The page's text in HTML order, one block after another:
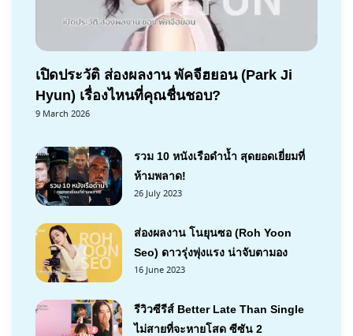
เปิดประวัติ ส่องผลงาน พัคจีฮยอน (Park Ji
Hyun) เรื่องไหนที่คุณชื่นชอบ?
9 March 2026
รวม 10 หนังเรือดำน้ำ สุดยอดเยี่ยมที่
ห้ามพลาด!
26 July 2023
ส่องผลงาน โนยุนซอ (Roh Yoon
Seo) ดาวรุ่งพุ่งแรง น่าจับตามอง
16 June 2023
รีวิวซีรีส์ Better Late Than Single
ไม่สายที่จะหายโสด ซีซัน 2